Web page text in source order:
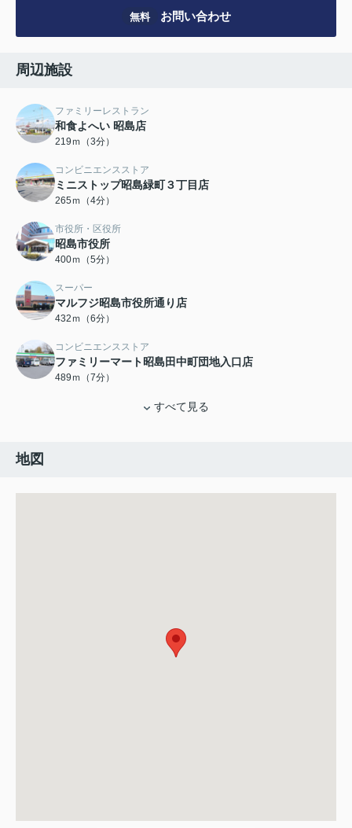
無料 お問い合わせ
周辺施設
ファミリーレストラン
和食よへい 昭島店
219ｍ（3分）
コンビニエンスストア
ミニストップ昭島緑町３丁目店
265ｍ（4分）
市役所・区役所
昭島市役所
400ｍ（5分）
スーパー
マルフジ昭島市役所通り店
432ｍ（6分）
コンビニエンスストア
ファミリーマート昭島田中町団地入口店
489ｍ（7分）
すべて見る
地図